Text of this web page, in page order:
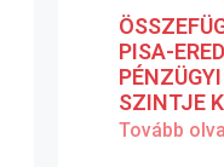
PISA-
SZINTJE
Tovább